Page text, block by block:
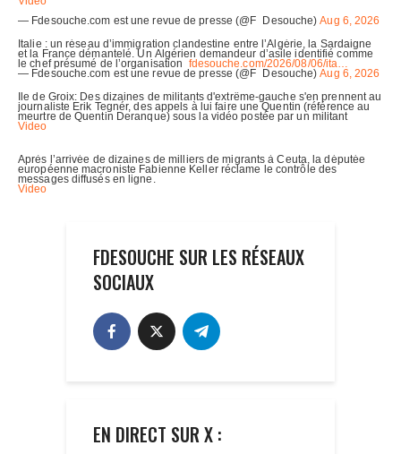
FDESOUCHE SUR LES RÉSEAUX
SOCIAUX
EN DIRECT SUR X :